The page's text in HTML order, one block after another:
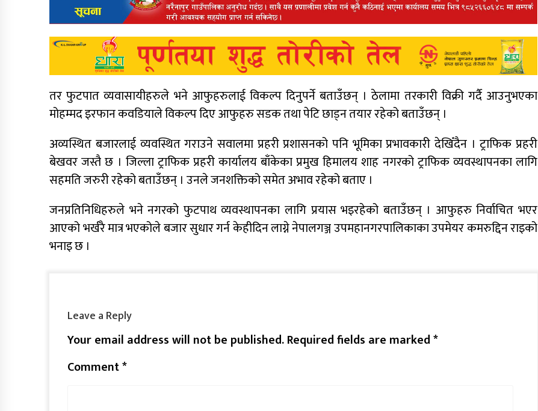
तर फुटपात व्यवासायीहरुले भने आफुहरुलाई विकल्प दिनुपर्ने बताउँछन् । ठेलामा तरकारी विक्री गर्दै आउनुभएका
मोहम्मद इरफान कवडियाले विकल्प दिए आफुहरु सडक तथा पेटि छाड्न तयार रहेको बताउँछन् ।
अव्यस्थित बजारलाई व्यवस्थित गराउने सवालमा प्रहरी प्रशासनको पनि भूमिका प्रभावकारी देखिँदैन । ट्राफिक प्रहरी
बेखवर जस्तै छ । जिल्ला ट्राफिक प्रहरी कार्यालय बाँकेका प्रमुख हिमालय शाह नगरको ट्राफिक व्यवस्थापनका लागि
सहमति जरुरी रहेको बताउँछन् । उनले जनशक्तिको समेत अभाव रहेको बताए ।
जनप्रतिनिधिहरुले भने नगरको फुटपाथ व्यवस्थापनका लागि प्रयास भइरहेको बताउँछन् । आफुहरु निर्वाचित भएर
आएको भर्खरै मात्र भएकोले बजार सुधार गर्न केहीदिन लाग्ने नेपालगञ्ज उपमहानगरपालिकाका उपमेयर कमरुद्दिन राइको
भनाइ छ ।
Leave a Reply
Your email address will not be published.Required fields are marked*
Comment*